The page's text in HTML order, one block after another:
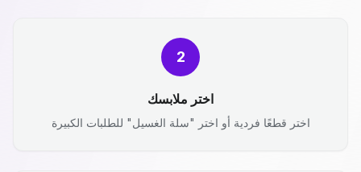
2
اختر ملابسك
اختر قطعًا فردية أو اختر "سلة الغسيل" للطلبات الكبيرة